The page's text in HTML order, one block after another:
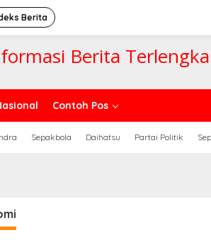
Berita
Berita
Contoh Pos
Sepakbola Daihatsu Partai Politik
Futsal Antar
Suporter